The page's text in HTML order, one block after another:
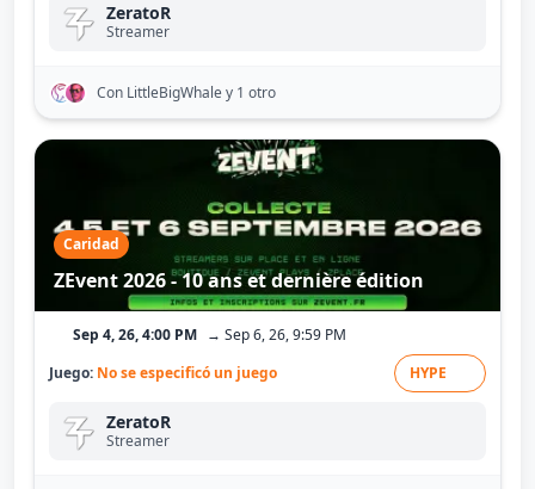
ZeratoR
Streamer
Con LittleBigWhaley 1 otro
Caridad
ZEvent 2026 - 10 ans et dernière édition
Sep 4, 26, 4:00 PM → Sep 6, 26, 9:59 PM
Juego: No se especificó un juego HYPE
ZeratoR
Streamer